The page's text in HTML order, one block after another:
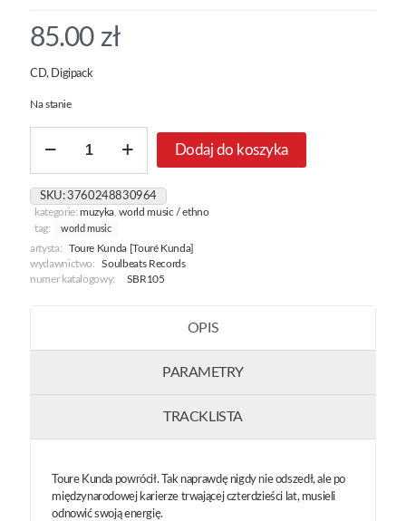
85.00 zł
CD, Digipack
Na stanie
Lambi
Dodaj do koszyka
SKU:3760248830964
kategorie:muzyka ,world music / ethno
tag:
world music
artysta:
Toure Kunda [Touré Kunda]
wydawnictwo:
Soulbeats Records
numer katalogowy:
SBR105
OPIS
PARAMETRY
TRACKLISTA
Toure Kunda powrócił. Tak naprawdę nigdy nie odszedł, ale po
międzynarodowej karierze trwającej czterdzieści lat, musieli
odnowić swoją energię.